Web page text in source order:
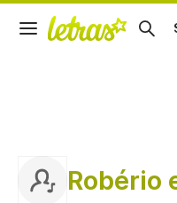
Robério